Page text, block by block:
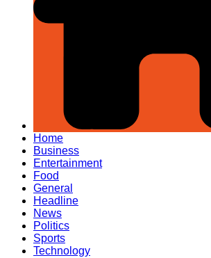
Home
Business
Entertainment
Food
General
Headline
News
Politics
Sports
Technology